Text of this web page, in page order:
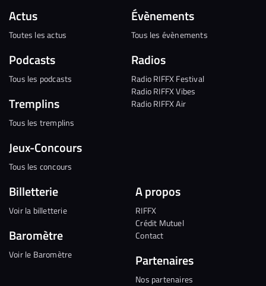
Actus
Toutes les actus
Podcasts
Tous les podcasts
Tremplins
Tous les tremplins
Jeux-Concours
Tous les concours
Évènements
Tous les évènements
Radios
Radio RIFFX Festival
Radio RIFFX Vibes
Radio RIFFX Air
Billetterie
Voir la billetterie
Baromètre
Voir le Baromètre
A propos
RIFFX
Crédit Mutuel
Contact
Partenaires
Nos partenaires